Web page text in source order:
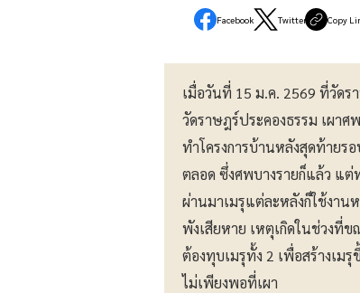
Facebook Twitter Copy
เมื่อวันที่ 15 ม.ค. 2569 ที่วัดร
วัดราษฎร์ประคองธรรม เผา
ทำโครงการบ้านหลังสุดท้าย
ตลอด ซึ่งศพบางรายก็แล้ว แต่
ผ่านมาเมรุแต่ละหลังก็ใช้งา
พังเสียหาย เหตุเกิดในช่วงที่ข
ต้องทุบเมรุทั้ง 2 เพื่อสร้างเม
ไม่เพียงพอที่เผา